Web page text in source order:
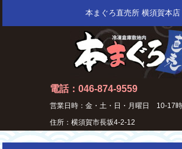
本まぐろ直売所 横須賀本店
電話：046-874-9559
営業日時：金・土・日・月曜日 10-17時
住所：横須賀市長坂4-2-12